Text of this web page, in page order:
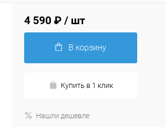
4 590 ₽ / шт
В корзину
Купить в 1 клик
Нашли дешевле